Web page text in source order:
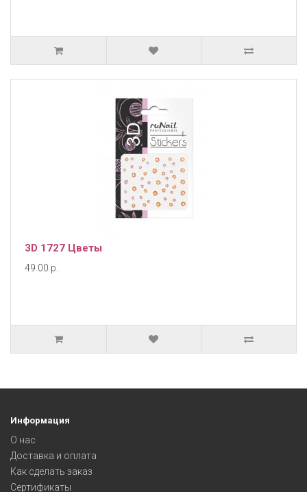
3D 1727 Цветы
49.00 р.
Информация
О нас
Доставка и оплата
Как сделать заказ
Сертификаты